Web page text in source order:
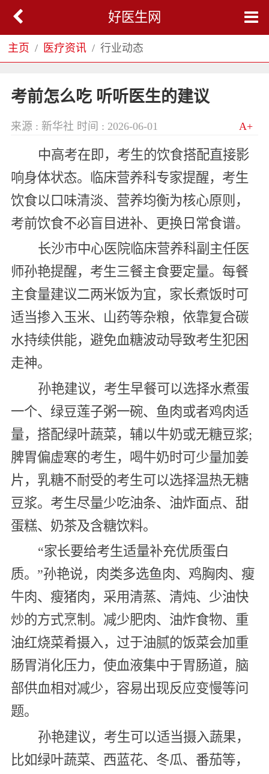
好医生网
主页 医疗资讯 行业动态
考前怎么吃 听听医生的建议
来源 : 新华社 时间 : 2026-06-01 A+
中高考在即，考生的饮食搭配直接影
响身体状态。临床营养科专家提醒，考生
饮食以口味清淡、营养均衡为核心原则，
考前饮食不必盲目进补、更换日常食谱。
长沙市中心医院临床营养科副主任医
师孙艳提醒，考生三餐主食要定量。每餐
主食量建议二两米饭为宜，家长煮饭时可
适当掺入玉米、山药等杂粮，依靠复合碳
水持续供能，避免血糖波动导致考生犯困
走神。
孙艳建议，考生早餐可以选择水煮蛋
一个、绿豆莲子粥一碗、鱼肉或者鸡肉适
量，搭配绿叶蔬菜，辅以牛奶或无糖豆浆;
脾胃偏虚寒的考生，喝牛奶时可少量加姜
片，乳糖不耐受的考生可以选择温热无糖
豆浆。考生尽量少吃油条、油炸面点、甜
蛋糕、奶茶及含糖饮料。
“家长要给考生适量补充优质蛋白
质。”孙艳说，肉类多选鱼肉、鸡胸肉、瘦
牛肉、瘦猪肉，采用清蒸、清炖、少油快
炒的方式烹制。减少肥肉、油炸食物、重
油红烧菜肴摄入，过于油腻的饭菜会加重
肠胃消化压力，使血液集中于胃肠道，脑
部供血相对减少，容易出现反应变慢等问
题。
孙艳建议，考生可以适当摄入蔬果，
比如绿叶蔬菜、西蓝花、冬瓜、番茄等，